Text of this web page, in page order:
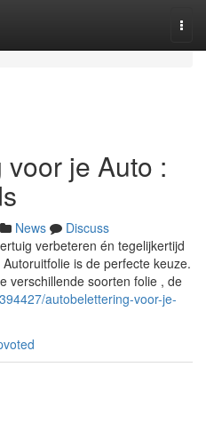
je Auto :
News
Discuss
verbeteren én tegelijkertijd
is de perfecte keuze.
verschillende soorten folie , de
autobelettering-voor-je-